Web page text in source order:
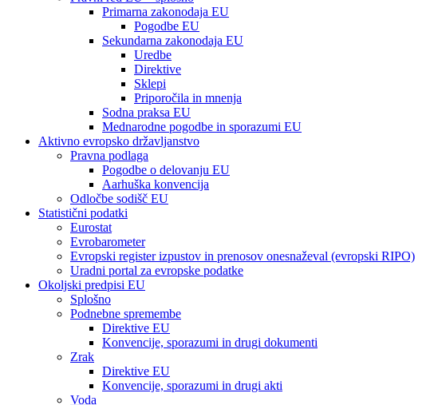
Primarna zakonodaja EU
Pogodbe EU
Sekundarna zakonodaja EU
Uredbe
Direktive
Sklepi
Priporočila in mnenja
Sodna praksa EU
Mednarodne pogodbe in sporazumi EU
Aktivno evropsko državljanstvo
Pravna podlaga
Pogodbe o delovanju EU
Aarhuška konvencija
Odločbe sodišč EU
Statistični podatki
Eurostat
Evrobarometer
Evropski register izpustov in prenosov onesnaževal (evropski RIPO)
Uradni portal za evropske podatke
Okoljski predpisi EU
Splošno
Podnebne spremembe
Direktive EU
Konvencije, sporazumi in drugi dokumenti
Zrak
Direktive EU
Konvencije, sporazumi in drugi akti
Voda